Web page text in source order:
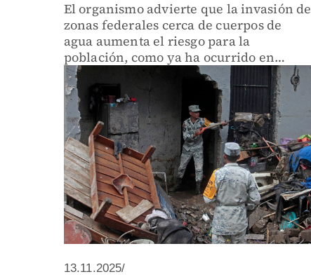
El organismo advierte que la invasión de
zonas federales cerca de cuerpos de
agua aumenta el riesgo para la
población, como ya ha ocurrido en
Zapopan, pero se declara sin capacidad
para intervenir
13.11.2025/